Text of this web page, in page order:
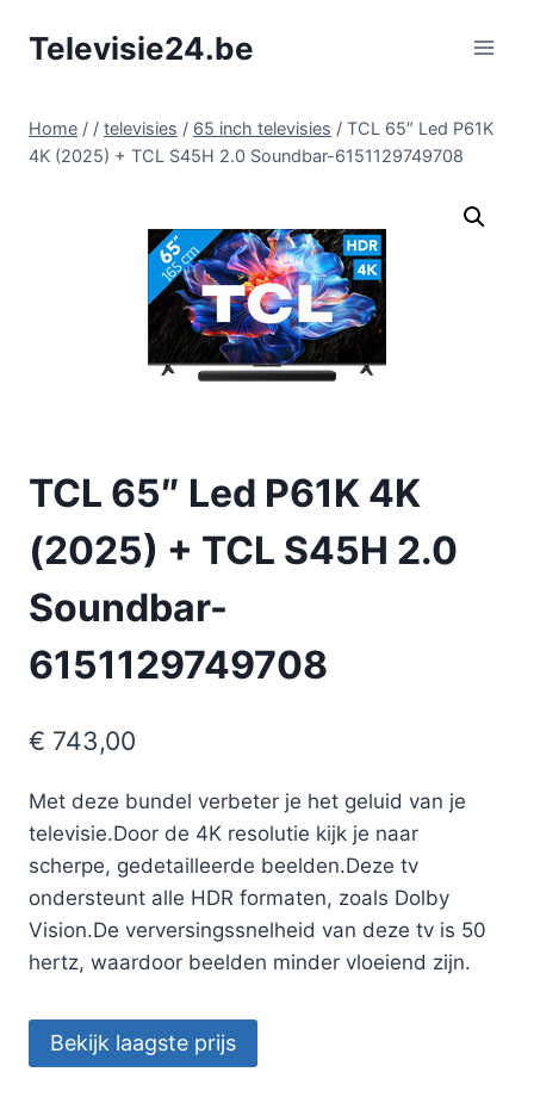
naarTelevisie24.be
Home / / televisies / 65 inch televisies / TCL 65″ Led P61K
4K (2025) + TCL S45H 2.0 Soundbar-6151129749708
TCL 65″ Led P61K 4K
(2025) + TCL S45H 2.0
Soundbar-
6151129749708
€ 743,00
Met deze bundel verbeter je het geluid van je
televisie.Door de 4K resolutie kijk je naar
scherpe, gedetailleerde beelden.Deze tv
ondersteunt alle HDR formaten, zoals Dolby
Vision.De verversingssnelheid van deze tv is 50
hertz, waardoor beelden minder vloeiend zijn.
Bekijk laagste prijs